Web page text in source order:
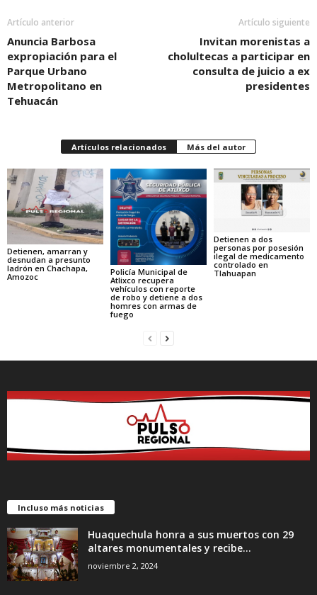
Artículo anterior
Anuncia Barbosa
expropiación para el
Parque Urbano
Metropolitano en
Tehuacán
Artículo siguiente
Invitan morenistas a
cholultecas a participar en
consulta de juicio a ex
presidentes
Artículos relacionados Más del autor
Detienen, amarran y
desnudan a presunto
ladrón en Chachapa,
Amozoc
Policía Municipal de
Atlixco recupera
vehículos con reporte
de robo y detiene a dos
homres con armas de
fuego
Detienen a dos
personas por posesión
ilegal de medicamento
controlado en
Tlahuapan
Incluso más noticias
Huaquechula honra a sus muertos con 29
altares monumentales y recibe...
noviembre 2, 2024